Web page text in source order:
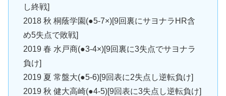
し終戦]
2018 秋 桐蔭学園(●5-7×)[9回裏にサヨナラHR含
め5失点で敗戦]
2019 春 水戸商(●3-4×)[9回裏に3失点でサヨナラ
負け]
2019 夏 常盤大(●5-6)[9回表に2失点し逆転負け]
2019 秋 健大高崎(●4-5)[9回表に3失点し逆転負け]